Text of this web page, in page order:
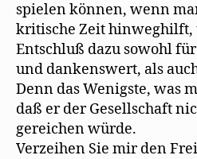
spielen können, wenn
kritische Zeit hinweghilft,
Entschluß dazu sowohl
und dankenswert, als
Denn das Wenigste, was
daß er der Gesellschaft
gereichen würde.
Verzeihen Sie mir den